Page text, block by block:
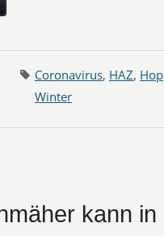
Coronavirus, HAZ,
Winter
kann